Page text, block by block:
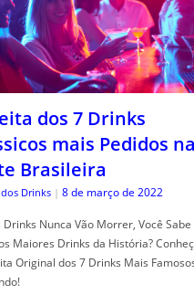
dos 7 Drinks
mais Pedidos
Brasileira
Drinks | 8 de março de 2022
Drinks Nunca Vão Morrer, Você Sabe
Maiores Drinks da História?
Original dos 7 Drinks Mais